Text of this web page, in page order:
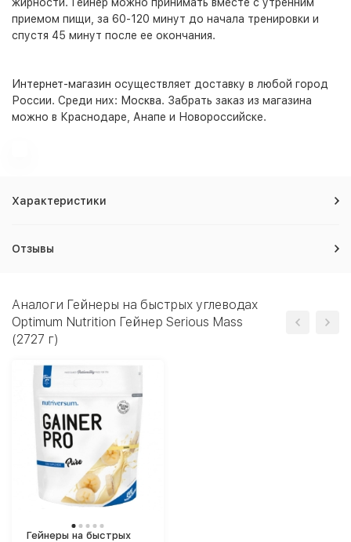
приемом пищи, за 60-120 минут до начала тренировки и
спустя 45 минут после ее окончания.
Интернет-магазин осуществляет доставку в любой город
России. Среди них: Москва. Забрать заказ из магазина
можно в Краснодаре, Анапе и Новороссийске.
Характеристики
Отзывы
Аналоги Гейнеры на быстрых углеводах
Optimum Nutrition Гейнер Serious Mass
(2727 г)
Гейнеры на быстрых